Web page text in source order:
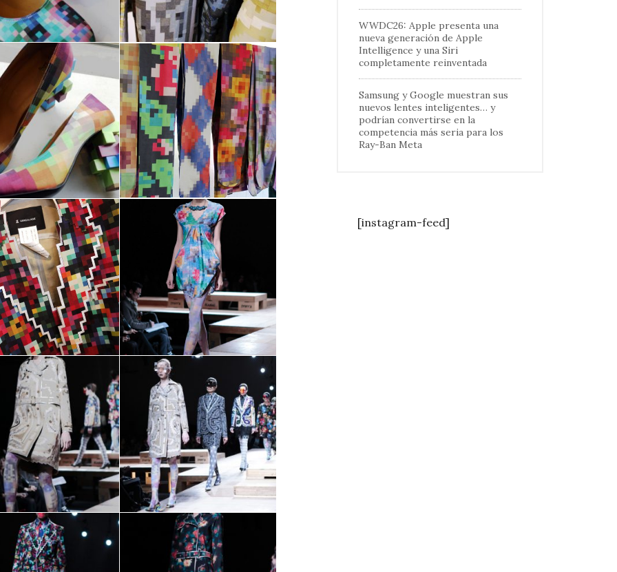
WWDC26: Apple presenta una
nueva generación de Apple
Intelligence y una Siri
completamente reinventada
Samsung y Google muestran sus
nuevos lentes inteligentes… y
podrían convertirse en la
competencia más seria para los
Ray-Ban Meta
[instagram-feed]